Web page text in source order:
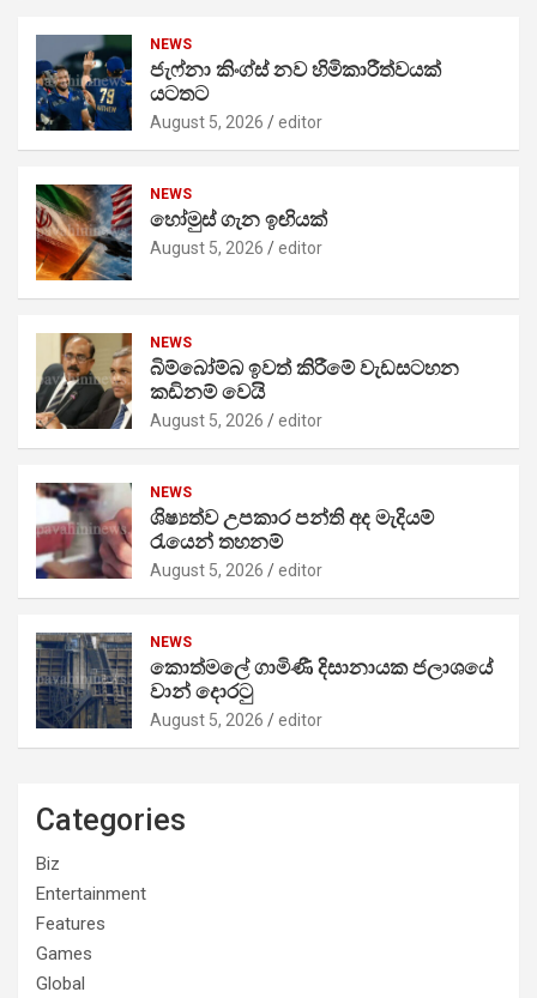
NEWS
ජැෆ්නා කිංග්ස් නව හිමිකාරීත්වයක්
යටතට
August 5, 2026 editor
NEWS
හෝමුස් ගැන ඉඟියක්
August 5, 2026 editor
NEWS
බිම්බෝම්බ ඉවත් කිරීමේ වැඩසටහන
කඩිනම් වෙයි
August 5, 2026 editor
NEWS
ශිෂ්‍යත්ව උපකාර පන්ති අද මැදියම්
රැයෙන් තහනම්
August 5, 2026 editor
NEWS
කොත්මලේ ගාමිණී දිසානායක ජලාශයේ
වාන් දොරටු
August 5, 2026 editor
Categories
Biz
Entertainment
Features
Games
Global